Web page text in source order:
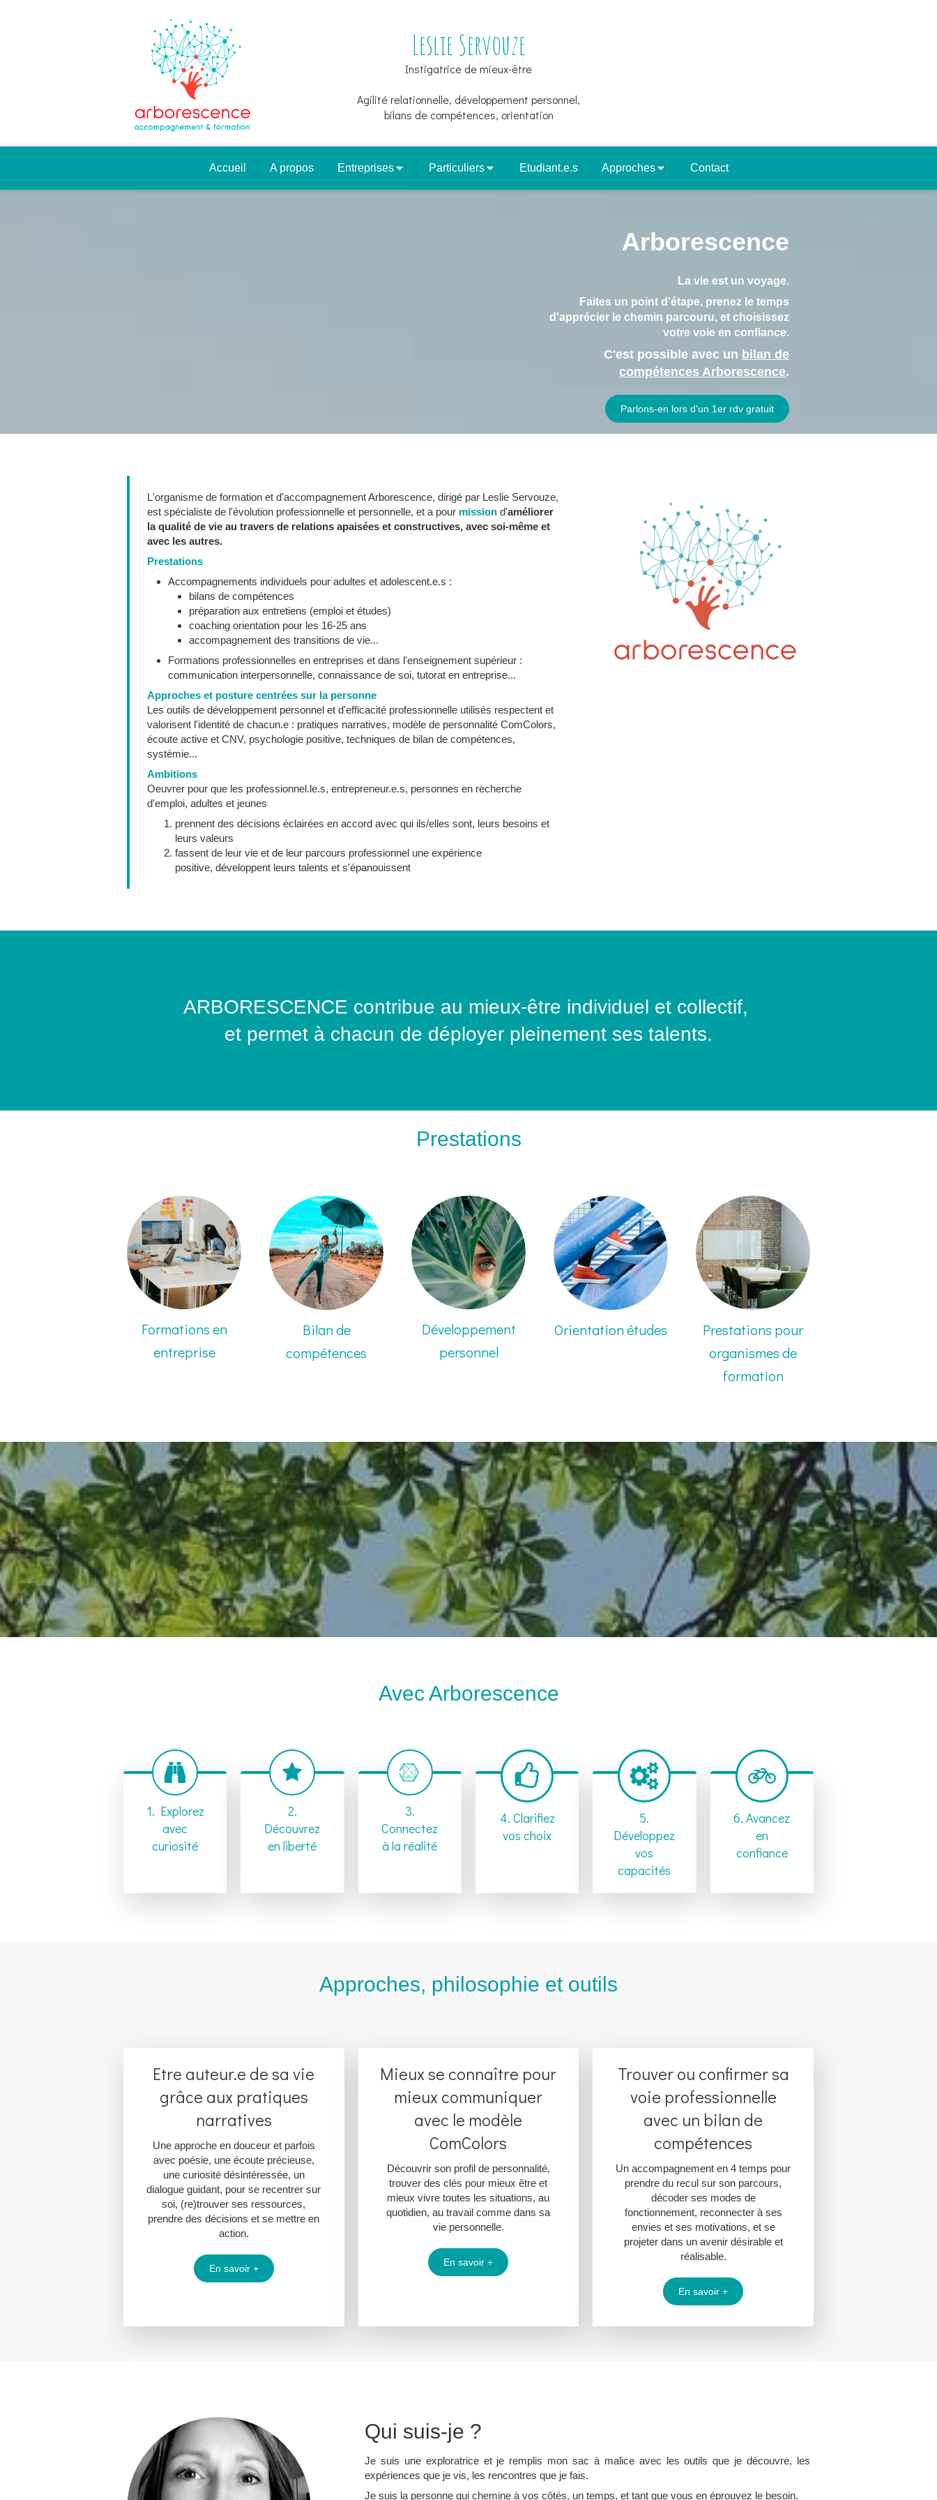
Leslie Servouze
Instigatrice de mieux-être
Agilité relationnelle, développement personnel,
bilans de compétences, orientation
Accueil A propos Entreprises Particuliers Etudiant.e.s Approches Contact
Arborescence
La vie est un voyage.
Faites un point d'étape, prenez le temps
d'apprécier le chemin parcouru, et choisissez
votre voie en confiance.
C'est possible avec un bilan de
compétences Arborescence.
Parlons-en lors d'un 1er rdv gratuit
L'organisme de formation et d'accompagnement Arborescence, dirigé par Leslie Servouze,
est spécialiste de l'évolution professionnelle et personnelle, et a pour mission d'améliorer
la qualité de vie au travers de relations apaisées et constructives, avec soi-même et
avec les autres.
Prestations
Accompagnements individuels pour adultes et adolescent.e.s :
bilans de compétences
préparation aux entretiens (emploi et études)
coaching orientation pour les 16-25 ans
accompagnement des transitions de vie...
Formations professionnelles en entreprises et dans l'enseignement supérieur :
communication interpersonnelle, connaissance de soi, tutorat en entreprise...
Approches et posture centrées sur la personne
Les outils de développement personnel et d'efficacité professionnelle utilisés respectent et
valorisent l'identité de chacun.e : pratiques narratives, modèle de personnalité ComColors,
écoute active et CNV, psychologie positive, techniques de bilan de compétences,
systémie...
Ambitions
Oeuvrer pour que les professionnel.le.s, entrepreneur.e.s, personnes en recherche
d'emploi, adultes et jeunes
prennent des décisions éclairées en accord avec qui ils/elles sont, leurs besoins et
leurs valeurs
fassent de leur vie et de leur parcours professionnel une expérience
positive, développent leurs talents et s'épanouissent
ARBORESCENCE contribue au mieux-être individuel et collectif,
et permet à chacun de déployer pleinement ses talents.
Prestations
Formations en
entreprise
Bilan de
compétences
Développement
personnel
Orientation études
Prestations pour
organismes de
formation
Avec Arborescence
1. Explorez
avec
curiosité
2.
Découvrez
en liberté
3.
Connectez
à la réalité
4. Clarifiez
vos choix
5.
Développez
vos
capacités
6. Avancez
en
confiance
Approches, philosophie et outils
Etre auteur.e de sa vie
grâce aux pratiques
narratives
Une approche en douceur et parfois
avec poésie, une écoute précieuse,
une curiosité désintéressée, un
dialogue guidant, pour se recentrer sur
soi, (re)trouver ses ressources,
prendre des décisions et se mettre en
action.
En savoir +
Mieux se connaître pour
mieux communiquer
avec le modèle
ComColors
Découvrir son profil de personnalité,
trouver des clés pour mieux être et
mieux vivre toutes les situations, au
quotidien, au travail comme dans sa
vie personnelle.
En savoir +
Trouver ou confirmer sa
voie professionnelle
avec un bilan de
compétences
Un accompagnement en 4 temps pour
prendre du recul sur son parcours,
décoder ses modes de
fonctionnement, reconnecter à ses
envies et ses motivations, et se
projeter dans un avenir désirable et
réalisable.
En savoir +
Qui suis-je ?
Je suis une exploratrice et je remplis mon sac à malice avec les outils que je découvre, les
expériences que je vis, les rencontres que je fais.
Je suis la personne qui chemine à vos côtés, un temps, et tant que vous en éprouvez le besoin.